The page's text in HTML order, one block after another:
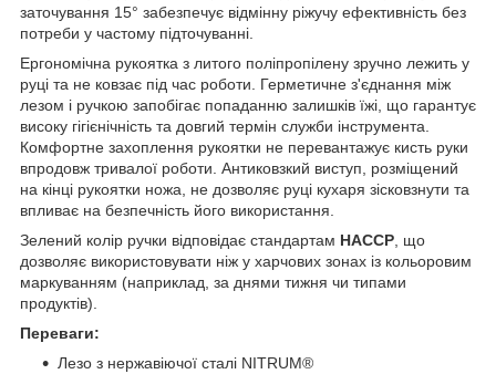
заточування 15° забезпечує відмінну ріжучу ефективність без
потреби у частому підточуванні.
Ергономічна рукоятка з литого поліпропілену зручно лежить у
руці та не ковзає під час роботи. Герметичне з'єднання між
лезом і ручкою запобігає попаданню залишків їжі, що гарантує
високу гігієнічність та довгий термін служби інструмента.
Комфортне захоплення рукоятки не перевантажує кисть руки
впродовж тривалої роботи. Антиковзкий виступ, розміщений
на кінці рукоятки ножа, не дозволяє руці кухаря зісковзнути та
впливає на безпечність його використання.
Зелений колір ручки відповідає стандартам HACCP, що
дозволяє використовувати ніж у харчових зонах із кольоровим
маркуванням (наприклад, за днями тижня чи типами
продуктів).
Переваги:
Лезо з нержавіючої сталі NITRUM®